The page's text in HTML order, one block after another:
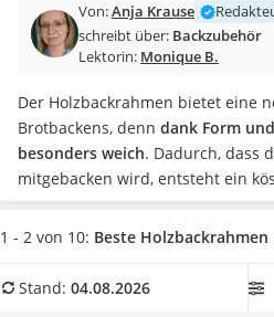
Spülmaschinentabs
Akku-Staubsauger
AEG-Waschmaschine
Saug-Wisch-Roboter
Handstaubsauger
Milchaufschäumer
Kondenstrockner
Reiskocher
Tierhaarstaubsauger
Von:Anja Krause
schreibt über: Backzubehör
Lektorin: Monique B.
Der Holzbackrahmen bietet eine
Brotbackens, denn dank Form
besonders weich. Dadurch, dass
mitgebacken wird, entsteht ein
welches an das Brot abgegeben
Online-Tests, dass ein Großteil
aus unserer Produkttabelle einen
1 - 2 von 10: Beste Holzbackrahmen
Stand: 04.08.2026